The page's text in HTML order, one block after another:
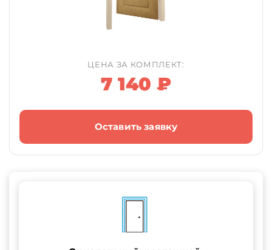
ЦЕНА ЗА КОМПЛЕКТ:
7 140 ₽
Оставить заявку